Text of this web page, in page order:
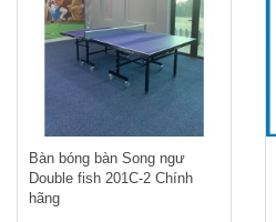
Bàn bóng bàn Song ngư
Double fish 201C-2 Chính
hãng